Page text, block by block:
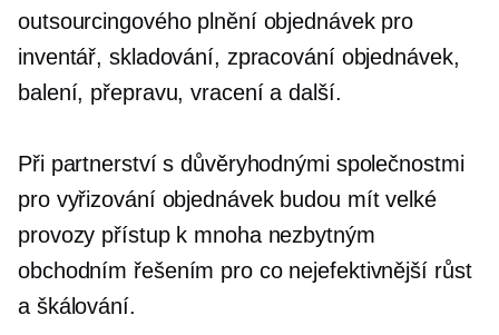
outsourcingového plnění objednávek pro
inventář, skladování, zpracování objednávek,
balení, přepravu, vracení a další.
Při partnerství s důvěryhodnými společnostmi
pro vyřizování objednávek budou mít velké
provozy přístup k mnoha nezbytným
obchodním řešením pro co nejefektivnější růst
a škálování.